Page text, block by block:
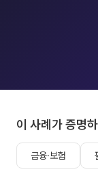
이 사례가 증명하
금융·보험